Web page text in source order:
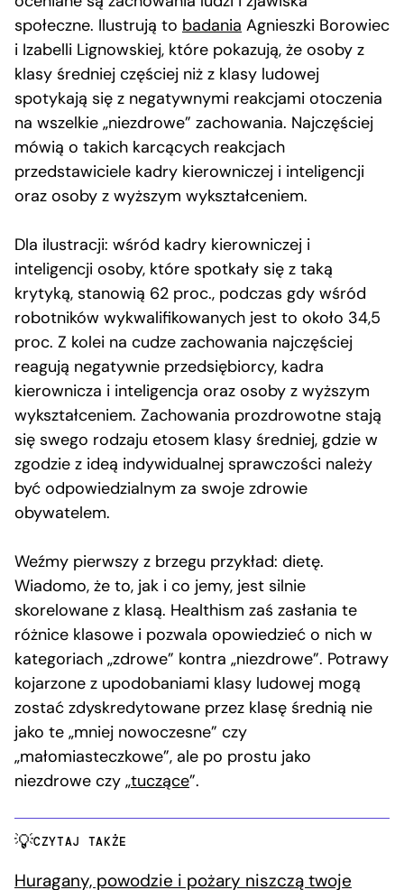
społeczne. Ilustrują to badania Agnieszki Borowiec
i Izabelli Lignowskiej, które pokazują, że osoby z
klasy średniej częściej niż z klasy ludowej
spotykają się z negatywnymi reakcjami otoczenia
na wszelkie „niezdrowe” zachowania. Najczęściej
mówią o takich karcących reakcjach
przedstawiciele kadry kierowniczej i inteligencji
oraz osoby z wyższym wykształceniem.
Dla ilustracji: wśród kadry kierowniczej i
inteligencji osoby, które spotkały się z taką
krytyką, stanowią 62 proc., podczas gdy wśród
robotników wykwalifikowanych jest to około 34,5
proc. Z kolei na cudze zachowania najczęściej
reagują negatywnie przedsiębiorcy, kadra
kierownicza i inteligencja oraz osoby z wyższym
wykształceniem. Zachowania prozdrowotne stają
się swego rodzaju etosem klasy średniej, gdzie w
zgodzie z ideą indywidualnej sprawczości należy
być odpowiedzialnym za swoje zdrowie
obywatelem.
Weźmy pierwszy z brzegu przykład: dietę.
Wiadomo, że to, jak i co jemy, jest silnie
skorelowane z klasą. Healthism zaś zasłania te
różnice klasowe i pozwala opowiedzieć o nich w
kategoriach „zdrowe” kontra „niezdrowe”. Potrawy
kojarzone z upodobaniami klasy ludowej mogą
zostać zdyskredytowane przez klasę średnią nie
jako te „mniej nowoczesne” czy
„małomiasteczkowe”, ale po prostu jako
niezdrowe czy „tuczące”.
CZYTAJ TAKŻE
Huragany, powodzie i pożary niszczą twoje